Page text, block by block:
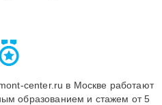
center.ru в Москве работают
образованием и стажем от 5